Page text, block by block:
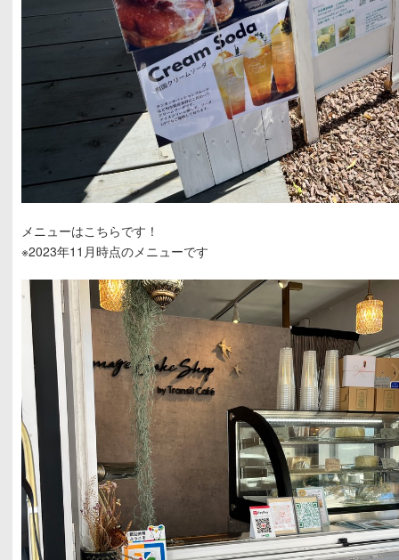
メニューはこちらです！
※2023年11月時点のメニューです